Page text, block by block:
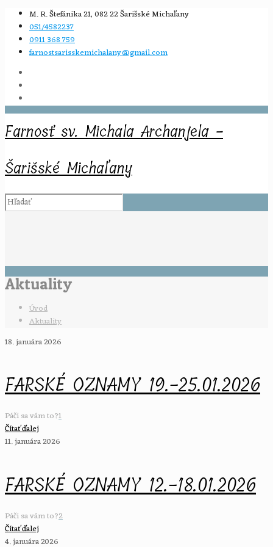
M. R. Štefánika 21, 082 22 Šarišské Michaľany
051/4582237
0911 368 759
farnostsarisskemichalany@gmail.com
Farnosť sv. Michala Archanjela -
Šarišské Michaľany
Aktuality
Úvod
Aktuality
18. januára 2026
FARSKÉ OZNAMY 19.-25.01.2026
Páči sa vám to?1
Čítať ďalej
11. januára 2026
FARSKÉ OZNAMY 12.-18.01.2026
Páči sa vám to?2
Čítať ďalej
4. januára 2026